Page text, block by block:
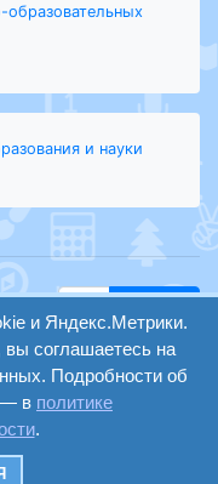
и науки
Версия
сайта для
слабовидящих
и Яндекс.Метрики.
соглашаетесь на
Подробности об
— в политике
.